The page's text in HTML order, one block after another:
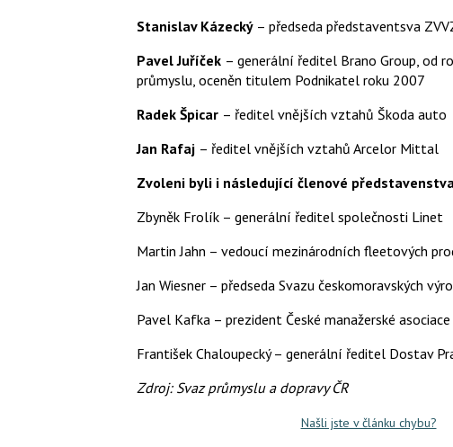
Stanislav Kázecký – předseda představentsva
Pavel Juříček – generální ředitel Brano Group, od
průmyslu, oceněn titulem Podnikatel roku 2007
Radek Špicar – ředitel vnějších vztahů Škoda auto
Jan Rafaj – ředitel vnějších vztahů Arcelor Mittal
Zvoleni byli i následující členové
Zbyněk Frolík – generální ředitel společnosti Linet
Martin Jahn – vedoucí mezinárodních fleetových
Jan Wiesner – předseda Svazu českomoravských
Pavel Kafka – prezident České manažerské asociace
František Chaloupecký – generální ředitel Dostav
Zdroj: Svaz průmyslu a dopravy ČR
Našli jste v článku chybu?